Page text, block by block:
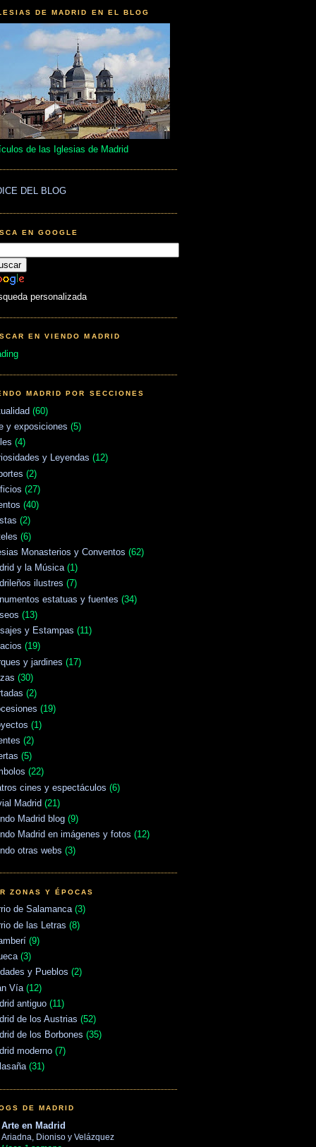
DE MADRID EN EL BLOG
de las Iglesias de Madrid
DEL BLOG
EN GOOGLE
personalizada
EN VIENDO MADRID
MADRID POR SECCIONES
(60)
y exposiciones (5)
(4)
y Leyendas (12)
(2)
(27)
(40)
(2)
(6)
Monasterios y Conventos (62)
y la Música (1)
ilustres (7)
estatuas y fuentes (34)
(13)
y Estampas (11)
(19)
y jardines (17)
(30)
(2)
(19)
(1)
(2)
(5)
(22)
cines y espectáculos (6)
Madrid (21)
Madrid blog (9)
Madrid en imágenes y fotos (12)
otras webs (3)
ZONAS Y ÉPOCAS
de Salamanca (3)
de las Letras (8)
(9)
(3)
y Pueblos (2)
Vía (12)
antiguo (11)
de los Austrias (52)
de los Borbones (35)
moderno (7)
(31)
DE MADRID
Arte en Madrid
Ariadna, Dioniso y Velázquez